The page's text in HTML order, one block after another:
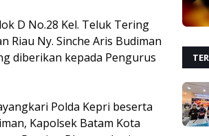
D No.28 Kel. Teluk Tering
Riau Ny. Sinche Aris Budiman
diberikan kepada Pengurus
Polda Kepri beserta
Kapolsek Batam Kota